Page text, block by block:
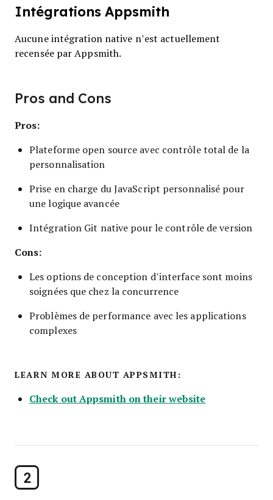
Intégrations Appsmith
Aucune intégration native n’est actuellement
recensée par Appsmith.
Pros and Cons
Pros:
Plateforme open source avec contrôle total de la
personnalisation
Prise en charge du JavaScript personnalisé pour
une logique avancée
Intégration Git native pour le contrôle de version
Cons:
Les options de conception d’interface sont moins
soignées que chez la concurrence
Problèmes de performance avec les applications
complexes
LEARN MORE ABOUT APPSMITH:
Check out Appsmith on their website
2